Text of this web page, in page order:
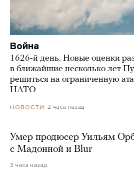
Война
1626-й день. Новые оценки
в ближайшие несколько лет
решиться на ограниченную
НАТО
НОВОСТИ 2 часа назад
Умер продюсер Уильям
с Мадонной и Blur
3 часа назад